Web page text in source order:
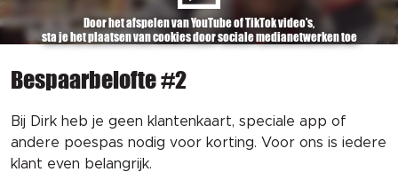
Door het afspelen van YouTube of TikTok video's,
sta je het plaatsen van cookies door sociale medianetwerken toe
Bespaarbelofte #2
Bij Dirk heb je geen klantenkaart, speciale app of
andere poespas nodig voor korting. Voor ons is iedere
klant even belangrijk.